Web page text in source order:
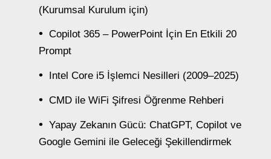
(Kurumsal Kurulum için)
Copilot 365 – PowerPoint İçin En Etkili 20
Prompt
Intel Core i5 İşlemci Nesilleri (2009–2025)
CMD ile WiFi Şifresi Öğrenme Rehberi
Yapay Zekanın Gücü: ChatGPT, Copilot ve
Google Gemini ile Geleceği Şekillendirmek